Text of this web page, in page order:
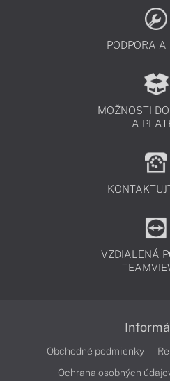
PODPORA A
MOŽNOSTI
A
VZDIALENÁ
Obchodné podmienky
Ochrana osobných